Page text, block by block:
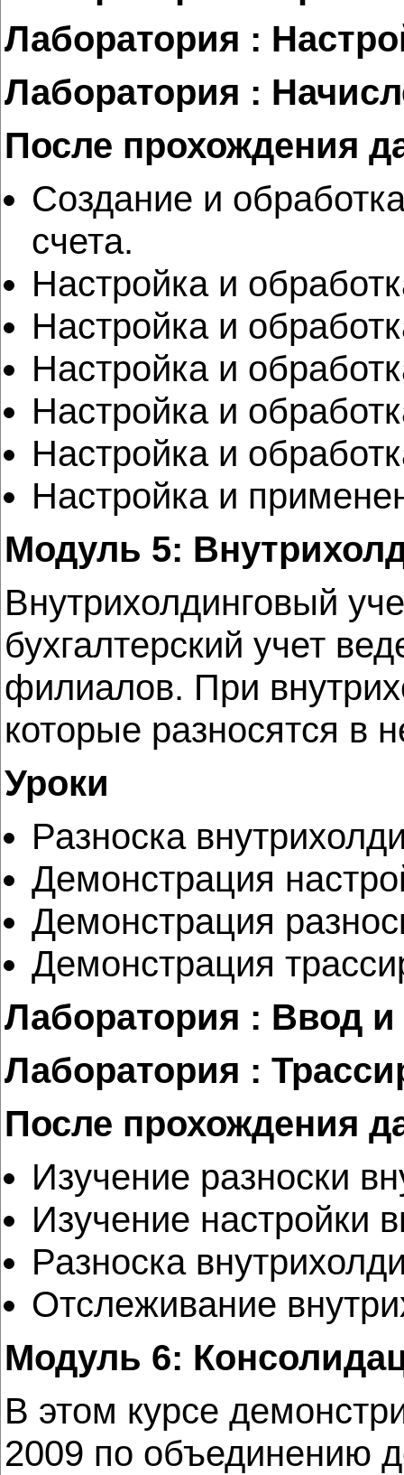
Лаборатория :
Лаборатория :
После прохождения
Создание и
счета.
Настройка и
Настройка и
Настройка и
Настройка и
Настройка и
Настройка и
Модуль 5:
Внутрихолдинговый
бухгалтерский учет
филиалов. При
которые разносятся в
Уроки
Разноска
Демонстрация
Демонстрация
Демонстрация
Лаборатория : Ввод и
Лаборатория :
После прохождения
Изучение разноски
Изучение настройки
Разноска
Отслеживание
Модуль 6:
В этом курсе
2009 по объединению